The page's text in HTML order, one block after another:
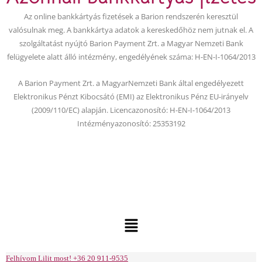
o
k
e
Az online bankkártyás fizetések a Barion rendszerén keresztül
valósulnak meg. A bankkártya adatok a kereskedőhöz nem jutnak el. A
szolgáltatást nyújtó Barion Payment Zrt. a Magyar Nemzeti Bank
felügyelete alatt álló intézmény, engedélyének száma: H-EN-I-1064/2013
A Barion Payment Zrt. a MagyarNemzeti Bank által engedélyezett
Elektronikus Pénzt Kibocsátó (EMI) az Elektronikus Pénz EU-irányelv
(2009/110/EC) alapján. Licencazonosító: H-EN-I-1064/2013
Intézményazonosító: 25353192
Menu
Felhívom Lilit most! +36 20 911-9535